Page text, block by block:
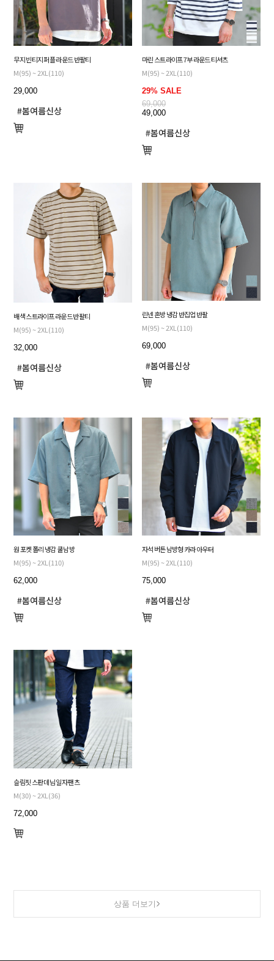
무지 빈티지 퍼플 라운드 반팔티
M(95) ~ 2XL(110)
29,000
마린 스트라이프 7부 라운드 티셔츠
M(95) ~ 2XL(110)
29% SALE
69,000
49,000
배색 스트라이프 라운드 반팔티
M(95) ~ 2XL(110)
32,000
린넨 혼방 냉감 반집업 반팔
M(95) ~ 2XL(110)
69,000
원 포켓 폴리 냉감 쿨 남방
M(95) ~ 2XL(110)
62,000
자석 버튼 남방형 카라 아우터
M(95) ~ 2XL(110)
75,000
슬림핏 스판 데님 일자 팬츠
M(30) ~ 2XL(36)
72,000
상품 더보기